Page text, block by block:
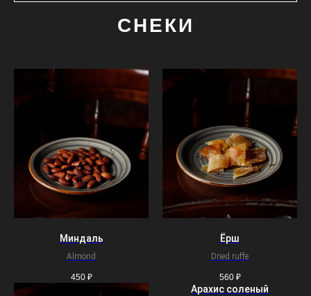
СНЕКИ
Миндаль
Almond
450 ₽
Ёрш
Dried ruffe
560 ₽
Арахис соленый